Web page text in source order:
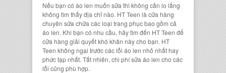
Nếu bạn có áo len muốn sửa thì không cần lo lắng
không tìm thấy địa chỉ nào. HT Teen là cửa hàng
chuyên sửa chữa các loại trang phụcbao gồm cả
áo len. Khi bạn có nhu cầu, hãy tìm đến HT Teen để
cửa hàng giải quyết khó khăn này cho bạn. HT
Teen không ngại trước các lỗi áo len nhỏ nhất hay
phức tạp nhất. Tất nhiên, chi phí sửa áo len cho các
lỗi cũng phù hợp.